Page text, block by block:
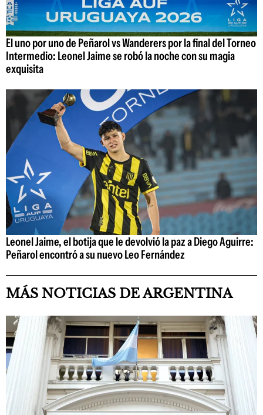
El uno por uno de Peñarol vs Wanderers por la final del Torneo
Intermedio: Leonel Jaime se robó la noche con su magia
exquisita
Leonel Jaime, el botija que le devolvió la paz a Diego Aguirre:
Peñarol encontró a su nuevo Leo Fernández
MÁS NOTICIAS DE ARGENTINA